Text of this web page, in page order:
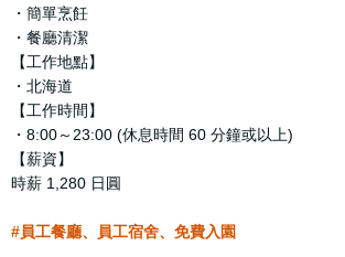
・簡單烹飪
・餐廳清潔
【工作地點】
・北海道
【工作時間】
・8:00～23:00 (休息時間 60 分鐘或以上)
【薪資】
時薪 1,280 日圓
#員工餐廳、員工宿舍、免費入園